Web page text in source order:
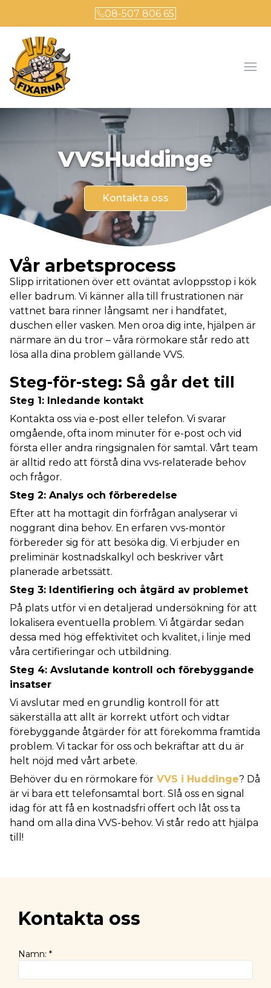
08-507 806 65
VVSHuddinge
Kontakta oss
Vår arbetsprocess
Slipp irritationen över ett oväntat avloppsstop i kök
eller badrum. Vi känner alla till frustrationen när
vattnet bara rinner långsamt ner i handfatet,
duschen eller vasken. Men oroa dig inte, hjälpen är
närmare än du tror – våra rörmokare står redo att
lösa alla dina problem gällande VVS.
Steg-för-steg: Så går det till
Steg 1: Inledande kontakt
Kontakta oss via e-post eller telefon. Vi svarar
omgående, ofta inom minuter för e-post och vid
första eller andra ringsignalen för samtal. Vårt team
är alltid redo att förstå dina vvs-relaterade behov
och frågor.
Steg 2: Analys och förberedelse
Efter att ha mottagit din förfrågan analyserar vi
noggrant dina behov. En erfaren vvs-montör
förbereder sig för att besöka dig. Vi erbjuder en
preliminär kostnadskalkyl och beskriver vårt
planerade arbetssätt.
Steg 3: Identifiering och åtgärd av problemet
På plats utför vi en detaljerad undersökning för att
lokalisera eventuella problem. Vi åtgärdar sedan
dessa med hög effektivitet och kvalitet, i linje med
våra certifieringar och utbildning.
Steg 4: Avslutande kontroll och förebyggande
insatser
Vi avslutar med en grundlig kontroll för att
säkerställa att allt är korrekt utfört och vidtar
förebyggande åtgärder för att förekomma framtida
problem. Vi tackar för oss och bekräftar att du är
helt nöjd med vårt arbete.
Behöver du en rörmokare för VVS i Huddinge? Då
är vi bara ett telefonsamtal bort. Slå oss en signal
idag för att få en kostnadsfri offert och låt oss ta
hand om alla dina VVS-behov. Vi står redo att hjälpa
till!
Kontakta oss
Namn: *